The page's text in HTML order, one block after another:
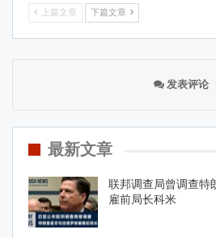
上篇文章 下篇文章
发表评论
最新文章
联邦调查局曾调查特
雇前局长科米